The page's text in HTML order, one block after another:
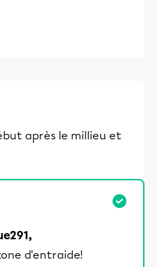
après le millieu et
d'entraide!